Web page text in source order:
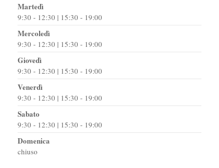
Martedì
9:30 - 12:30 | 15:30 - 19:00
Mercoledì
9:30 - 12:30 | 15:30 - 19:00
Giovedì
9:30 - 12:30 | 15:30 - 19:00
Venerdì
9:30 - 12:30 | 15:30 - 19:00
Sabato
9:30 - 12:30 | 15:30 - 19:00
Domenica
chiuso